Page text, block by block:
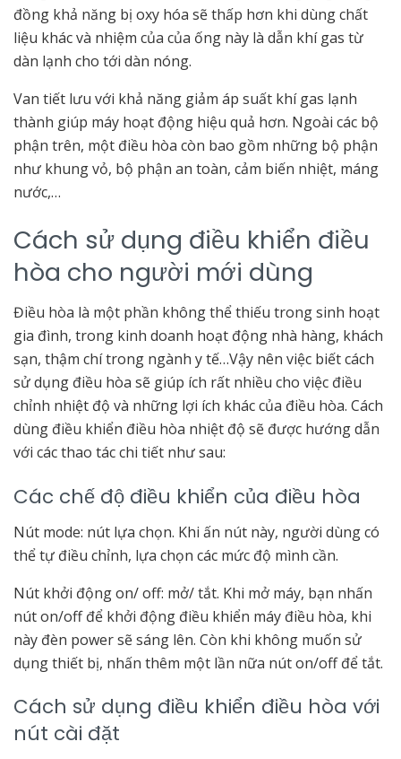
đồng khả năng bị oxy hóa sẽ thấp hơn khi dùng chất
liệu khác và nhiệm của của ống này là dẫn khí gas từ
dàn lạnh cho tới dàn nóng.
Van tiết lưu với khả năng giảm áp suất khí gas lạnh
thành giúp máy hoạt động hiệu quả hơn. Ngoài các bộ
phận trên, một điều hòa còn bao gồm những bộ phận
như khung vỏ, bộ phận an toàn, cảm biến nhiệt, máng
nước,…
Cách sử dụng điều khiển điều
hòa cho người mới dùng
Điều hòa là một phần không thể thiếu trong sinh hoạt
gia đình, trong kinh doanh hoạt động nhà hàng, khách
sạn, thậm chí trong ngành y tế…Vậy nên việc biết cách
sử dụng điều hòa sẽ giúp ích rất nhiều cho việc điều
chỉnh nhiệt độ và những lợi ích khác của điều hòa. Cách
dùng điều khiển điều hòa nhiệt độ sẽ được hướng dẫn
với các thao tác chi tiết như sau:
Các chế độ điều khiển của điều hòa
Nút mode: nút lựa chọn. Khi ấn nút này, người dùng có
thể tự điều chỉnh, lựa chọn các mức độ mình cần.
Nút khởi động on/ off: mở/ tắt. Khi mở máy, bạn nhấn
nút on/off để khởi động điều khiển máy điều hòa, khi
này đèn power sẽ sáng lên. Còn khi không muốn sử
dụng thiết bị, nhấn thêm một lần nữa nút on/off để tắt.
Cách sử dụng điều khiển điều hòa với
nút cài đặt